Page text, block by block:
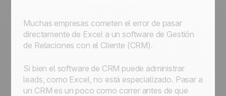
Muchas empresas cometen el error de pasar
directamente de Excel a un software de Gestión
de Relaciones con el Cliente (CRM).
Si bien el software de CRM puede administrar
leads, como Excel, no está especializado. Pasar a
un CRM es un poco como correr antes de que